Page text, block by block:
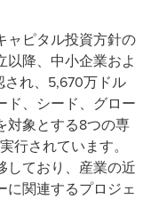
ャピタル投資方針の
以降、中小企業およ
され、5,670万ドル
ド、シード、グロー
対象とする8つの専
行されています。
しており、産業の近
に関連するプロジェ